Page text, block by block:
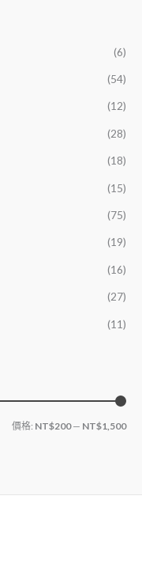
(6)
(54)
(12)
(28)
(18)
(15)
(75)
(19)
(16)
(27)
(11)
價格: NT$200— NT$1,500